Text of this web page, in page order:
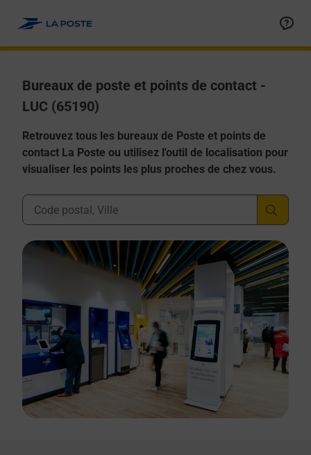
Bureaux de poste et points de contact -
LUC (65190)
Retrouvez tous les bureaux de Poste et points de
contact La Poste ou utilisez l'outil de localisation pour
visualiser les points les plus proches de chez vous.
Ville, Département, Code Postal